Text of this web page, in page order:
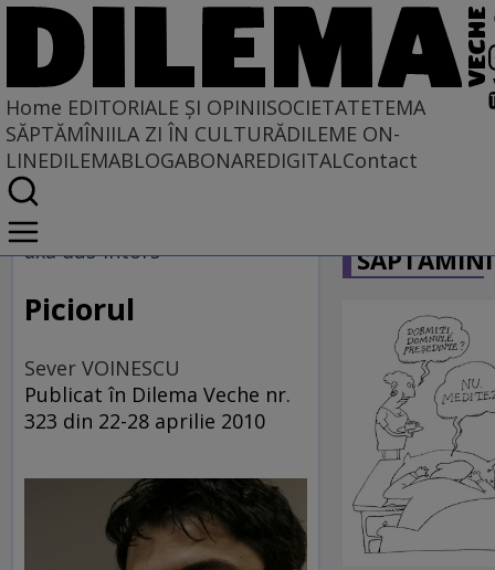
Home EDITORIALE ȘI OPINIISOCIETATETEMA
SĂPTĂMÎNIILA ZI ÎN CULTURĂDILEME ON-
LINEDILEMABLOGABONAREDIGITALContact
Home
EDITORIALE ȘI OPINII
axa dus-întors
Piciorul
Sever VOINESCU
Publicat în Dilema Veche nr.
323 din 22-28 aprilie 2010